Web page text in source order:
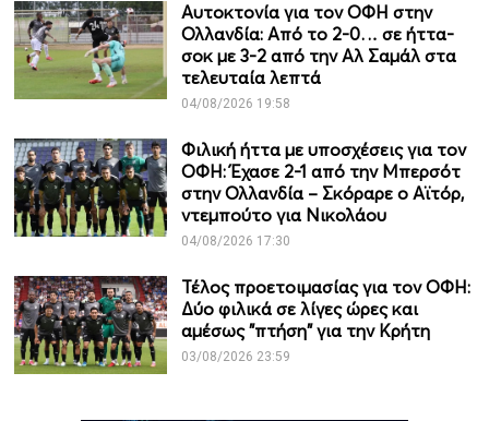
Αυτοκτονία για τον ΟΦΗ στην
Ολλανδία: Από το 2-0… σε ήττα-
σοκ με 3-2 από την Αλ Σαμάλ στα
τελευταία λεπτά
04/08/2026 19:58
Φιλική ήττα με υποσχέσεις για τον
ΟΦΗ: Έχασε 2-1 από την Μπερσότ
στην Ολλανδία – Σκόραρε ο Αϊτόρ,
ντεμπούτο για Νικολάου
04/08/2026 17:30
Τέλος προετοιμασίας για τον ΟΦΗ:
Δύο φιλικά σε λίγες ώρες και
αμέσως "πτήση" για την Κρήτη
03/08/2026 23:59